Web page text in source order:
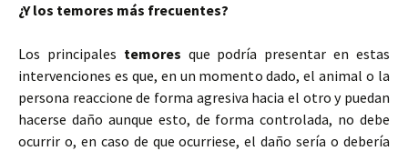
¿Y los temores más frecuentes?
Los principales temores que podría presentar en estas
intervenciones es que, en un momento dado, el animal o la
persona reaccione de forma agresiva hacia el otro y puedan
hacerse daño aunque esto, de forma controlada, no debe
ocurrir o, en caso de que ocurriese, el daño sería o debería